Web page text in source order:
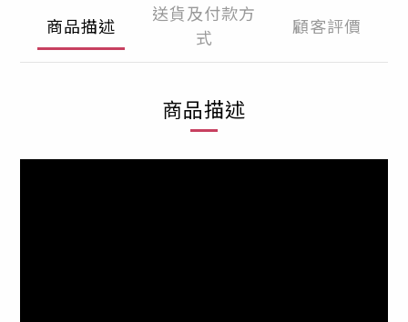
商品描述
送貨及付款方
式
顧客評價
商品描述